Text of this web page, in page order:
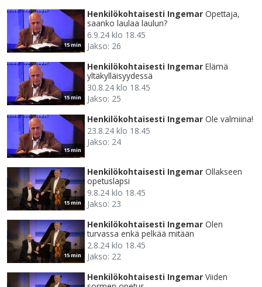
15 min
Henkilökohtaisesti Ingemar Opettaja,
saanko laulaa laulun?
6.9.24 klo 18.45
Jakso: 26
15 min
Henkilökohtaisesti Ingemar Elämä
yltäkylläisyydessä
30.8.24 klo 18.45
Jakso: 25
15 min
Henkilökohtaisesti Ingemar Ole valmiina!
23.8.24 klo 18.45
Jakso: 24
15 min
Henkilökohtaisesti Ingemar Ollakseen
opetuslapsi
9.8.24 klo 18.45
Jakso: 23
15 min
Henkilökohtaisesti Ingemar Olen
turvassa enkä pelkää mitään
2.8.24 klo 18.45
Jakso: 22
Henkilökohtaisesti Ingemar Viiden